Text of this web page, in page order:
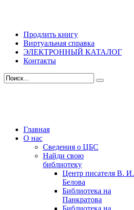
Продлить книгу
Виртуальная справка
ЭЛЕКТРОННЫЙ КАТАЛОГ
Контакты
Главная
О нас
Сведения о ЦБС
Найди свою
библиотеку
Центр писателя В. И.
Белова
Библиотека на
Панкратова
Библиотека на